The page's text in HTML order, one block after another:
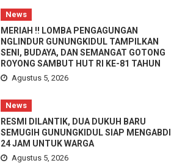
News
MERIAH !! LOMBA PENGAGUNGAN
NGLINDUR GUNUNGKIDUL TAMPILKAN
SENI, BUDAYA, DAN SEMANGAT GOTONG
ROYONG SAMBUT HUT RI KE-81 TAHUN
Agustus 5, 2026
News
RESMI DILANTIK, DUA DUKUH BARU
SEMUGIH GUNUNGKIDUL SIAP MENGABDI
24 JAM UNTUK WARGA
Agustus 5, 2026